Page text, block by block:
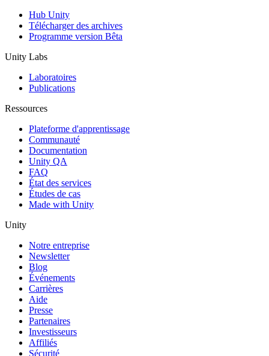
Hub Unity
Télécharger des archives
Programme version Bêta
Unity Labs
Laboratoires
Publications
Ressources
Plateforme d'apprentissage
Communauté
Documentation
Unity QA
FAQ
État des services
Études de cas
Made with Unity
Unity
Notre entreprise
Newsletter
Blog
Événements
Carrières
Aide
Presse
Partenaires
Investisseurs
Affiliés
Sécurité